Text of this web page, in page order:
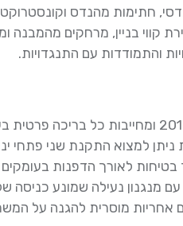
חתימות מהנדס
קווי בניין, מרחקים מהמבנה
והתמודדות עם התנגדויות.
ניתן למצוא התקנת שני פתחי
בגובה של לפחות 1.10 מטר עם מנגנון
אחריות מוסרית להגנה על